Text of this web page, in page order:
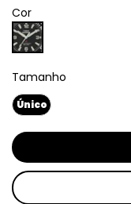
Cor
Tamanho
Único